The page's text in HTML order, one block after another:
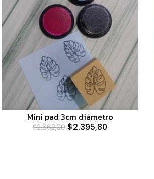
Mini pad 3cm diámetro
$2.662,00 $2.395,80